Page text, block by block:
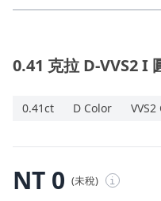
珠寶鑽飾
關於ALUXE
最新消息
0.41 克拉 D-VVS2 I
0.41ct D Color
NT 0 (未稅) i